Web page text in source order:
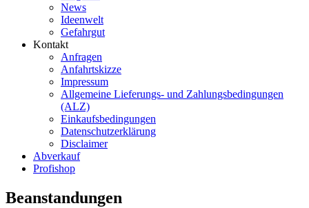
News
Ideenwelt
Gefahrgut
Kontakt
Anfragen
Anfahrtskizze
Impressum
Allgemeine Lieferungs- und Zahlungsbedingungen
(ALZ)
Einkaufsbedingungen
Datenschutzerklärung
Disclaimer
Abverkauf
Profishop
Beanstandungen